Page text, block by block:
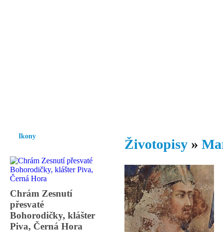
Ikony
Chrám Zesnutí
přesvaté
Bohorodičky, klášter
Piva, Černá Hora
Životopisy »